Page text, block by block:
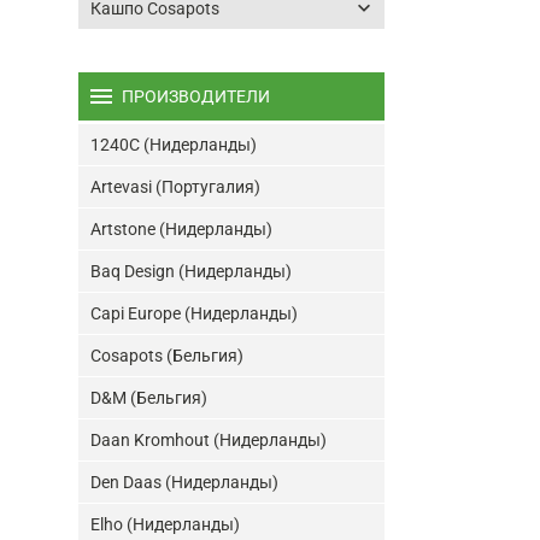
Кашпо Cosapots keyboard_arrow_down
menu ПРОИЗВОДИТЕЛИ
1240C (Нидерланды)
Artevasi (Португалия)
Artstone (Нидерланды)
Baq Design (Нидерланды)
Capi Europe (Нидерланды)
Cosapots (Бельгия)
D&M (Бельгия)
Daan Kromhout (Нидерланды)
Den Daas (Нидерланды)
Elho (Нидерланды)